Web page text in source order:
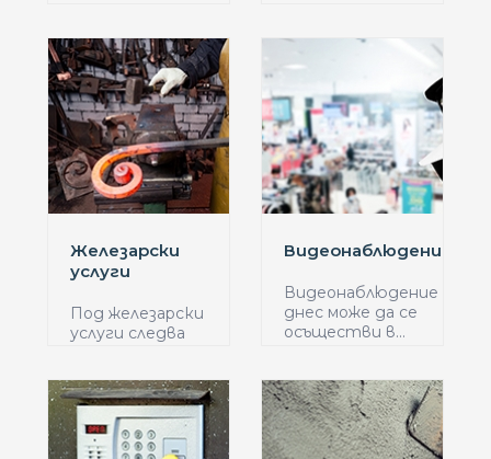
Железарски
услуги
Под железарски
услуги следва
Видеонаблюдение
Видеонаблюдение
днес може да се
осъществи в...